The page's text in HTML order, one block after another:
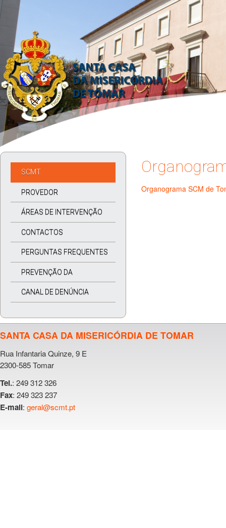
SCMT
PROVEDOR
ÁREAS DE INTERVENÇÃO
CONTACTOS
PERGUNTAS FREQUENTES
PREVENÇÃO DA
CORRUPÇÃO
CANAL DE DENÚNCIA
Organograma SCM de
SANTA CASA DA MISERICÓRDIA DE TOMAR
Rua Infantaria Quinze, 9 E
2300-585 Tomar
Tel.: 249 312 326
Fax: 249 323 237
E-mail: geral@scmt.pt